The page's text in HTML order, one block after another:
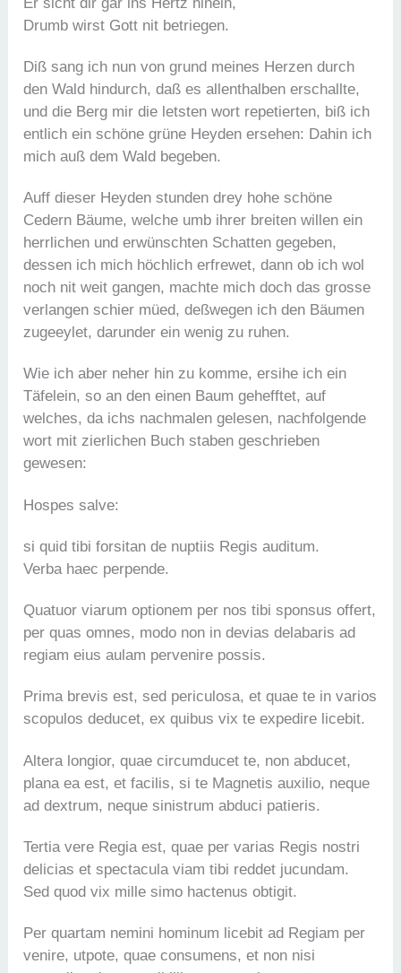
Drumb wirst Gott nit betriegen.
Diß sang ich nun von grund meines Herzen durch
den Wald hindurch, daß es allenthalben erschallte,
und die Berg mir die letsten wort repetierten, biß ich
entlich ein schöne grüne Heyden ersehen: Dahin ich
mich auß dem Wald begeben.
Auff dieser Heyden stunden drey hohe schöne
Cedern Bäume, welche umb ihrer breiten willen ein
herrlichen und erwünschten Schatten gegeben,
dessen ich mich höchlich erfrewet, dann ob ich wol
noch nit weit gangen, machte mich doch das grosse
verlangen schier müed, deßwegen ich den Bäumen
zugeeylet, darunder ein wenig zu ruhen.
Wie ich aber neher hin zu komme, ersihe ich ein
Täfelein, so an den einen Baum gehefftet, auf
welches, da ichs nachmalen gelesen, nachfolgende
wort mit zierlichen Buch staben geschrieben
gewesen:
Hospes salve:
si quid tibi forsitan de nuptiis Regis auditum.
Verba haec perpende.
Quatuor viarum optionem per nos tibi sponsus offert,
per quas omnes, modo non in devias delabaris ad
regiam eius aulam pervenire possis.
Prima brevis est, sed periculosa, et quae te in varios
scopulos deducet, ex quibus vix te expedire licebit.
Altera longior, quae circumducet te, non abducet,
plana ea est, et facilis, si te Magnetis auxilio, neque
ad dextrum, neque sinistrum abduci patieris.
Tertia vere Regia est, quae per varias Regis nostri
delicias et spectacula viam tibi reddet jucundam.
Sed quod vix mille simo hactenus obtigit.
Per quartam nemini hominum licebit ad Regiam per
venire, utpote, quae consumens, et non nisi